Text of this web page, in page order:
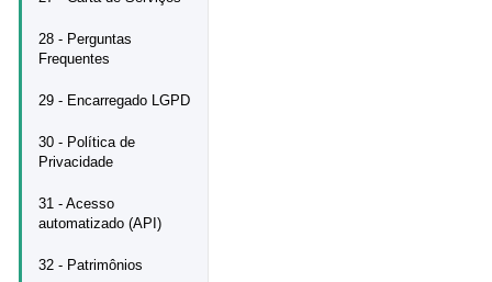
28 - Perguntas
Frequentes
29 - Encarregado LGPD
30 - Política de
Privacidade
31 - Acesso
automatizado (API)
32 - Patrimônios